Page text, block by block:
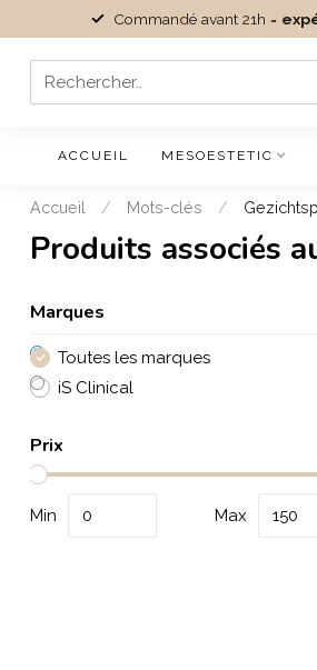
Commandé avant 21h =
ACCUEIL MESOESTETIC
Accueil / Mots-clés /
Produits associés
Marques
Toutes les marques
iS Clinical
Prix
Min Max